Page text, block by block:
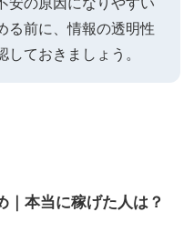
る前に、情報の透明性
しておきましょう。
｜本当に稼げた人は？